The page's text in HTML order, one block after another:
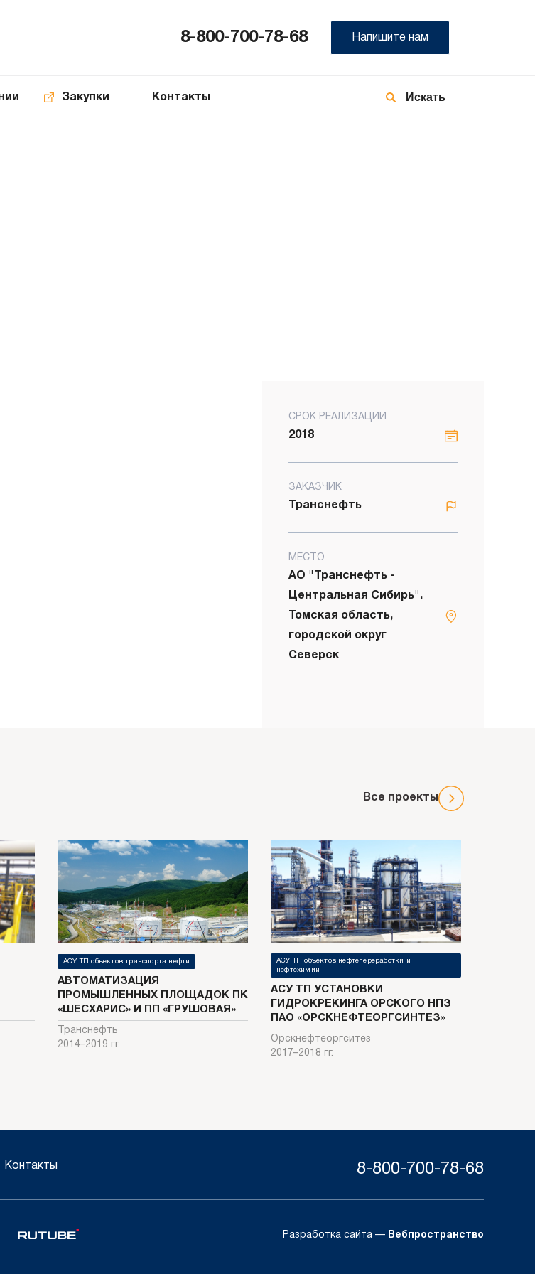
8-800-700-78-68 Напишите нам
Закупки Контакты
СРОК РЕАЛИЗАЦИИ
2018
ЗАКАЗЧИК
Транснефть
МЕСТО
АО "Транснефть -
Центральная Сибирь".
Томская область,
городской округ
Северск
Все проекты
АСУ ТП объектов транспорта нефти
АВТОМАТИЗАЦИЯ
ПРОМЫШЛЕННЫХ ПЛОЩАДОК ПК
«ШЕСХАРИС» И ПП «ГРУШОВАЯ»
Транснефть
2014–2019 гг.
АСУ ТП объектов нефтепереработки и
нефтехимии
АСУ ТП УСТАНОВКИ
ГИДРОКРЕКИНГА ОРСКОГО НПЗ
ПАО «ОРСКНЕФТЕОРГСИНТЕЗ»
Орскнефтеоргситез
2017–2018 гг.
Контакты 8-800-700-78-68
Разработка сайта — Вебпространство